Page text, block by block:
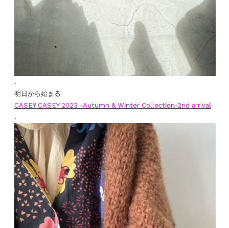
.
明日から始まる
CASEY CASEY 2023 -Autumn & Winter Collection-2nd arrival
.